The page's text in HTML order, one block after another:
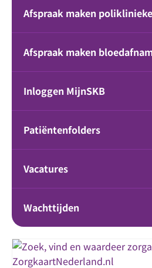
Afspraak maken
Afspraak maken
Inloggen MijnSKB
Patiëntenfolders
Vacatures
Wachttijden